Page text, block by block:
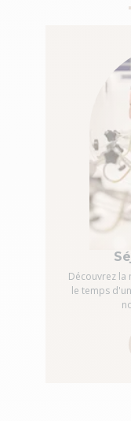
Découvrez la
le temps